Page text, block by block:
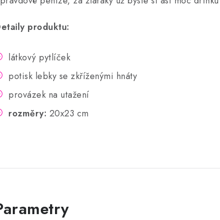
produktu:
látkový pytlíček
potisk lebky se zkříženými hnáty
provázek na utažení
rozměry: 20x23 cm